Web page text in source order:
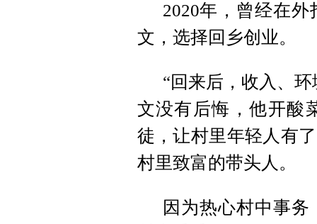
2020年，曾经在
文，选择回乡创业。
“回来后，收入、
文没有后悔，他开酸
徒，让村里年轻人有
村里致富的带头人。
因为热心村中事